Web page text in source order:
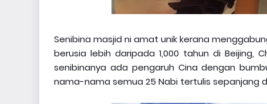
Senibina masjid ni amat unik kerana
berusia lebih daripada 1,000 tahun di Beijing,
senibinanya ada pengaruh Cina dengan
nama-nama semua 25 Nabi tertulis sepanjang